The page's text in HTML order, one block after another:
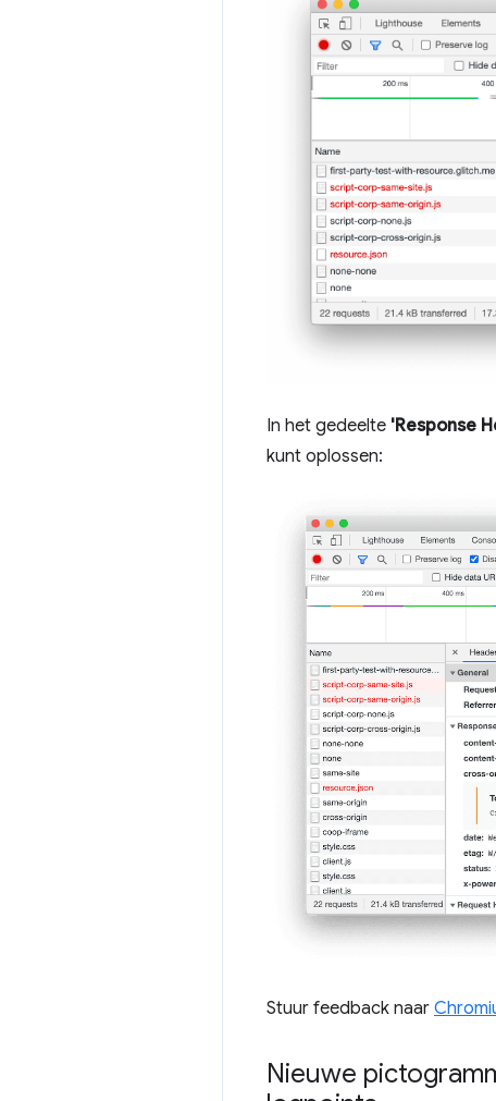
In het gedeelte 'Response
kunt oplossen:
Stuur feedback naar
Nieuwe